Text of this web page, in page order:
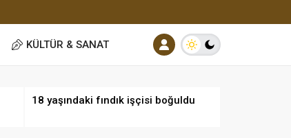
KÜLTÜR & SANAT
18 yaşındaki fındık işçisi boğuldu